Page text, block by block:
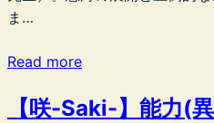
ま…
Read more
【咲-Saki-】能力(